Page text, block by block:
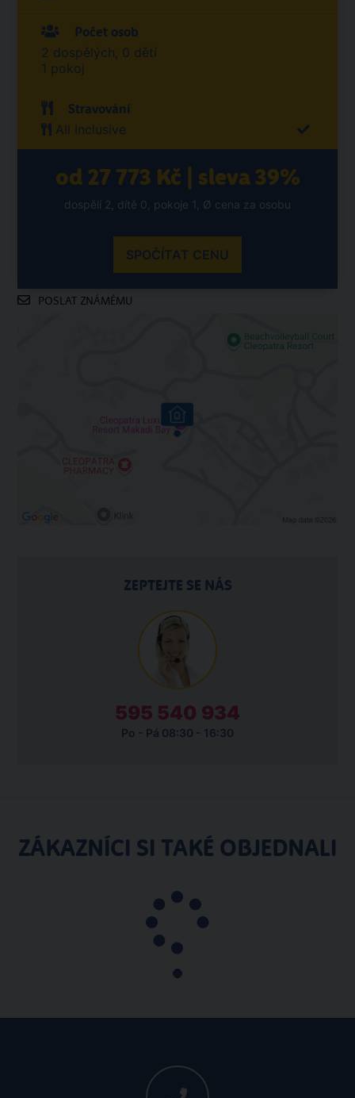
Počet osob
2 dospělých, 0 dětí
1 pokoj
Stravování
All Inclusive
od 27 773 Kč | sleva 39%
dospělí 2, dítě 0, pokoje 1, Ø cena za osobu
SPOČÍTAT CENU
POSLAT ZNÁMÉMU
ZEPTEJTE SE NÁS
595 540 934
Po - Pá 08:30 - 16:30
ZÁKAZNÍCI SI TAKÉ OBJEDNALI